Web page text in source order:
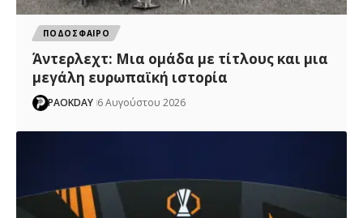
ΠΟΔΟΣΦΑΙΡΟ
Άντερλεχτ: Mια ομάδα με τίτλους και μια
μεγάλη ευρωπαϊκή ιστορία
PAOKDAY 6 Αυγούστου 2026